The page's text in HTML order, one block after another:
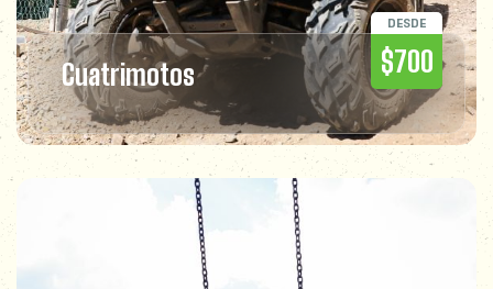
DESDE
$700
Cuatrimotos